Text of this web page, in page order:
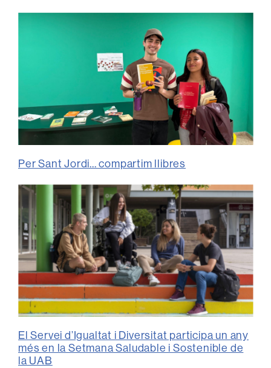
Per Sant Jordi... compartim llibres
El Servei d’Igualtat i Diversitat participa un any
més en la Setmana Saludable i Sostenible de
la UAB